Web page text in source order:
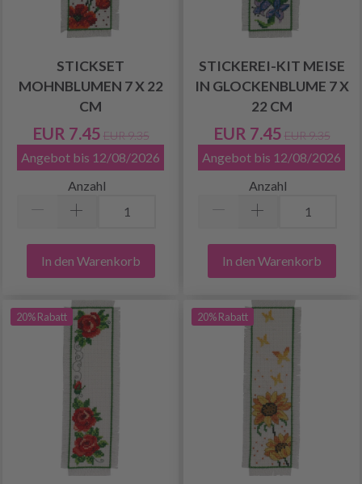
STICKSET
MOHNBLUMEN 7 X 22
CM
EUR 7.45 EUR 9.35
Angebot bis 12/08/2026
Anzahl
In den Warenkorb
STICKEREI-KIT MEISE
IN GLOCKENBLUME 7 X
22 CM
EUR 7.45 EUR 9.35
Angebot bis 12/08/2026
Anzahl
In den Warenkorb
20% Rabatt 20% Rabatt